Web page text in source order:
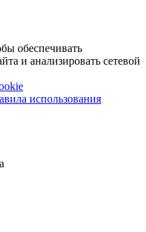
обеспечивать
и анализировать сетевой
использования